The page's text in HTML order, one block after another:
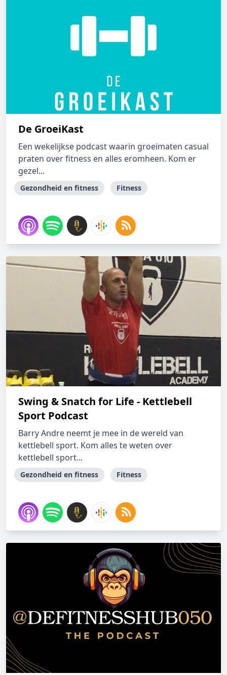
De GroeiKast
Een wekelijkse podcast waarin groeimaten casual
praten over fitness en alles eromheen. Kom er
gezel...
Gezondheid en fitness Fitness
Swing & Snatch for Life - Kettlebell
Sport Podcast
Barry Andre neemt je mee in de wereld van
kettlebell sport. Kom alles te weten over
kettlebell sport...
Gezondheid en fitness Fitness